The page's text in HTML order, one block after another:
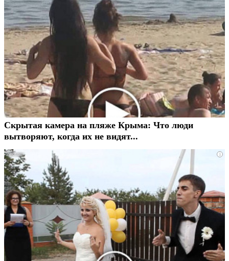
Скрытая камера на пляже Крыма: Что люди
вытворяют, когда их не видят...
i